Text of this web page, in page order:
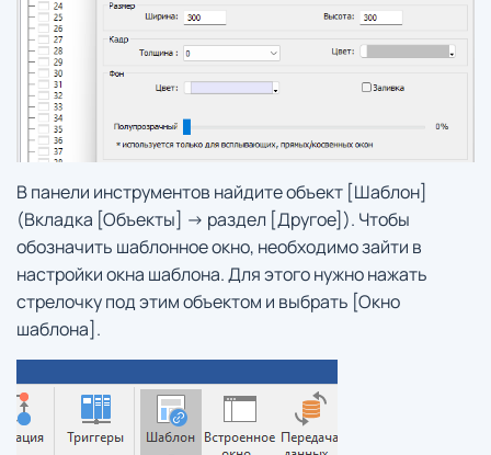
В панели инструментов найдите объект [Шаблон]
(Вкладка [Объекты] -> раздел [Другое]). Чтобы
обозначить шаблонное окно, необходимо зайти в
настройки окна шаблона. Для этого нужно нажать
стрелочку под этим объектом и выбрать [Окно
шаблона].